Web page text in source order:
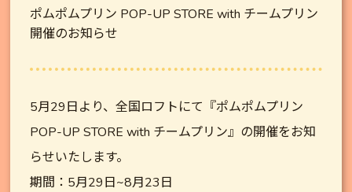
ポムポムプリン POP-UP STORE with チームプリン
開催のお知らせ
5月29日より、全国ロフトにて『ポムポムプリン
POP-UP STORE with チームプリン』の開催をお知
らせいたします。
期間：5月29日~8月23日